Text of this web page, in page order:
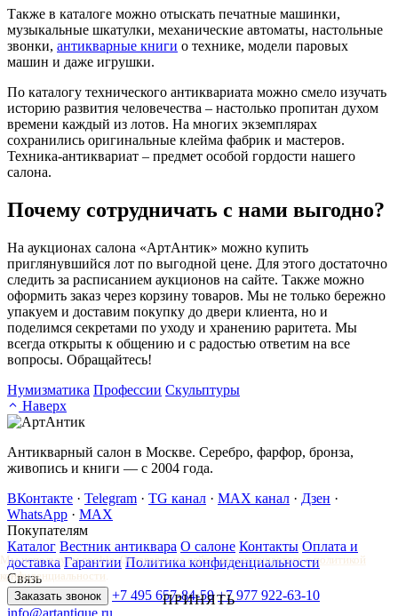
Также в каталоге можно отыскать печатные машинки,
музыкальные шкатулки, механические автоматы, настольные
звонки, антикварные книги о технике, модели паровых
машин и даже игрушки.
По каталогу технического антиквариата можно смело изучать
историю развития человечества – настолько пропитан духом
времени каждый из лотов. На многих экземплярах
сохранились оригинальные клейма фабрик и мастеров.
Техника-антиквариат – предмет особой гордости нашего
салона.
Почему сотрудничать с нами выгодно?
На аукционах салона «АртАнтик» можно купить
приглянувшийся лот по выгодной цене. Для этого достаточно
следить за расписанием аукционов на сайте. Также можно
оформить заказ через корзину товаров. Мы не только бережно
упакуем и доставим покупку до двери клиента, но и
поделимся секретами по уходу и хранению раритета. Мы
всегда открыты к общению и с радостью ответим на все
вопросы. Обращайтесь!
Нумизматика Профессии Скульптуры
Наверх
Антикварный салон в Москве. Серебро, фарфор, бронза,
живопись и книги — с 2004 года.
ВКонтакте · Telegram · TG канал · MAX канал · Дзен ·
WhatsApp · MAX
Покупателям
Каталог Вестник антиквара О салоне Контакты Оплата и
доставка Гарантии Политика конфиденциальности
Связь
Заказать звонок +7 495 657-84-59 +7 977 922-63-10
Мы используем cookie. Оставаясь на сайте, вы соглашаетесь сполитикой
конфиденциальности.
ПРИНЯТЬ